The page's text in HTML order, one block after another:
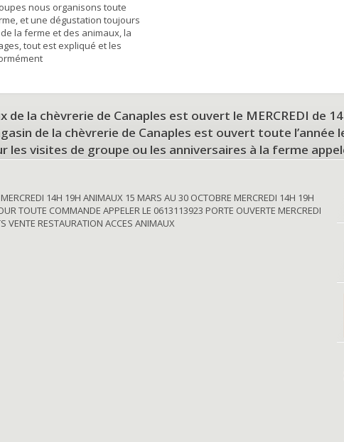
nous organisons toute
et une dégustation toujours
la ferme et des animaux, la
tout est expliqué et les
de la chèvrerie de Canaples est ouvert le MERCREDI de
de la chèvrerie de Canaples est ouvert toute l’année
les visites de groupe ou les anniversaires à la ferme
14H 19H ANIMAUX 15 MARS AU 30 OCTOBRE MERCREDI 14H 19H
TOUTE COMMANDE APPELER LE 0613113923 PORTE OUVERTE MERCREDI
VENTE RESTAURATION ACCES ANIMAUX